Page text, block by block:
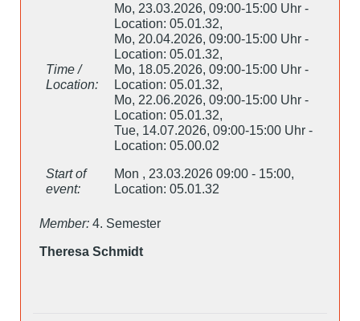
Time /
Location:
Mo, 23.03.2026, 09:00-15:00 Uhr -
Location: 05.01.32,
Mo, 20.04.2026, 09:00-15:00 Uhr -
Location: 05.01.32,
Mo, 18.05.2026, 09:00-15:00 Uhr -
Location: 05.01.32,
Mo, 22.06.2026, 09:00-15:00 Uhr -
Location: 05.01.32,
Tue, 14.07.2026, 09:00-15:00 Uhr -
Location: 05.00.02
Start of
event:
Mon , 23.03.2026 09:00 - 15:00,
Location: 05.01.32
Member: 4. Semester
Theresa Schmidt